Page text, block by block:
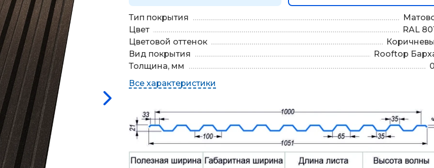
Тип покрытия
Цвет
RAL
Цветовой оттенок
Вид покрытия
Rooftop
Толщина, мм
Все характеристики